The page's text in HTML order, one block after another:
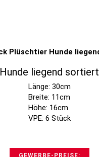
Hunde liegend sortiert
Länge: 30cm
Breite: 11cm
Höhe: 16cm
VPE: 6 Stück
GEWERBE-PREISE: